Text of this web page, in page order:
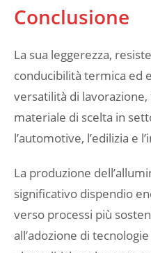
Conclusione
La sua leggerezza,
conducibilità termica ed
versatilità di lavorazione,
materiale di scelta in
l’automotive, l’edilizia e
La produzione
significativo dispendio
verso processi più
all’adozione di